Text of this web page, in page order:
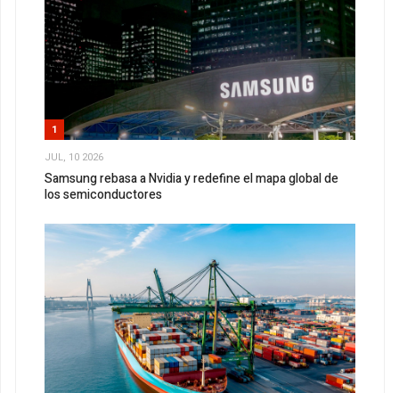
1
JUL, 10 2026
Samsung rebasa a Nvidia y redefine el mapa global de
los semiconductores